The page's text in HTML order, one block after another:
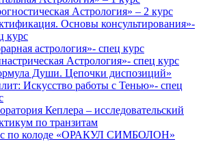
Астрология» – 2 курс
Основы консультирования»-
курс
астрология»- спец курс
Астрология»- спец курс
Души. Цепочки диспозиций»
Искусство работы с Тенью»- спец
Кеплера – исследовательский
по транзитам
по колоде «ОРАКУЛ СИМБОЛОН»